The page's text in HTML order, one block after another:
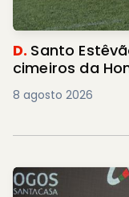
D. Santo
cimeiros da
8 agosto 2026